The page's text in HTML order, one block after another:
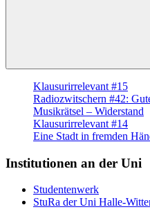
Suchen
Klausurirrelevant #15
Radiozwitschern #42:
Musikrätsel – Widerstand
Klausurirrelevant #14
Eine Stadt in fremden
Institutionen an der Uni
Studentenwerk
StuRa der Uni Halle-